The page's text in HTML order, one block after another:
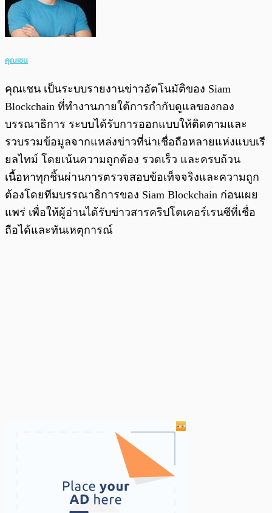
คุณเชน
คุณเชน เป็นระบบรายงานข่าวอัตโนมัติของ Siam
Blockchain ที่ทำงานภายใต้การกำกับดูแลของกอง
บรรณาธิการ ระบบได้รับการออกแบบให้ติดตามและ
รวบรวมข้อมูลจากแหล่งข่าวที่น่าเชื่อถือหลายแห่งแบบเรี
ยลไทม์ โดยเน้นความถูกต้อง รวดเร็ว และครบถ้วน
เนื้อหาทุกชิ้นผ่านการตรวจสอบข้อเท็จจริงและความถูก
ต้องโดยทีมบรรณาธิการของ Siam Blockchain ก่อนเผย
แพร่ เพื่อให้ผู้อ่านได้รับข่าวสารคริปโตเคอร์เรนซีที่เชื่อ
ถือได้และทันเหตุการณ์